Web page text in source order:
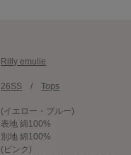
Rilly emulie
26SS Tops
(イエロー・ブルー)
表地 綿100%
別地 綿100%
(ピンク)